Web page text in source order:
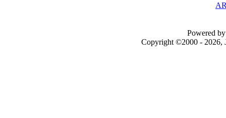
Powered
Copyright ©2000 - 2026,